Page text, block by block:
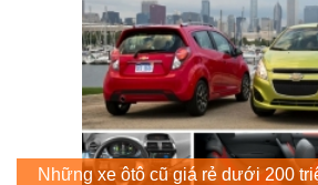
Những xe ôtô cũ giá rẻ dưới 200